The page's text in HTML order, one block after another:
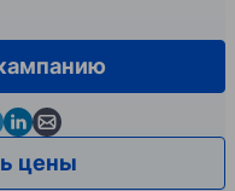
in Messenger
us in WhatsApp
us in Telegram
Contact us in Linkedin
Contact us by email
цены